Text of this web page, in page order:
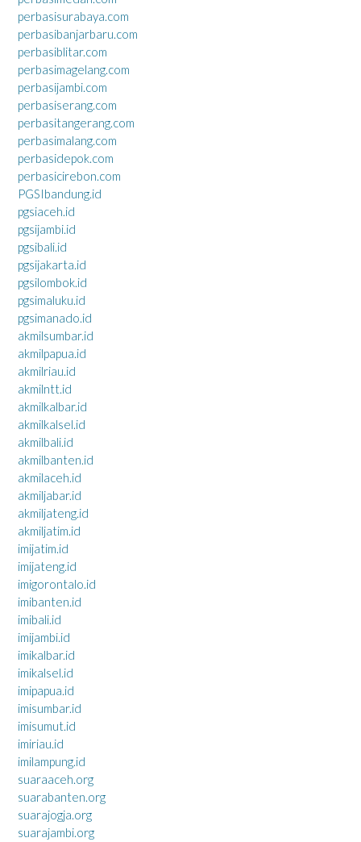
perbasisurabaya.com
perbasibanjarbaru.com
perbasiblitar.com
perbasimagelang.com
perbasijambi.com
perbasiserang.com
perbasitangerang.com
perbasimalang.com
perbasidepok.com
perbasicirebon.com
PGSIbandung.id
pgsiaceh.id
pgsijambi.id
pgsibali.id
pgsijakarta.id
pgsilombok.id
pgsimaluku.id
pgsimanado.id
akmilsumbar.id
akmilpapua.id
akmilriau.id
akmilntt.id
akmilkalbar.id
akmilkalsel.id
akmilbali.id
akmilbanten.id
akmilaceh.id
akmiljabar.id
akmiljateng.id
akmiljatim.id
imijatim.id
imijateng.id
imigorontalo.id
imibanten.id
imibali.id
imijambi.id
imikalbar.id
imikalsel.id
imipapua.id
imisumbar.id
imisumut.id
imiriau.id
imilampung.id
suaraaceh.org
suarabanten.org
suarajogja.org
suarajambi.org